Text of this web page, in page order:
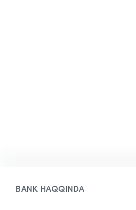
BANK HAQQINDA